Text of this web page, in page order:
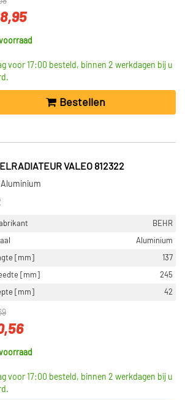
voor 17:00 besteld, binnen 2 werkdagen bij u
Bestellen
VALEO 812322
Aluminium
BEHR
Aluminium
[mm]
137
[mm]
245
[mm]
42
voor 17:00 besteld, binnen 2 werkdagen bij u